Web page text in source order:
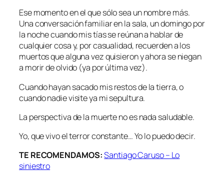
Ese momento en el que sólo sea un nombre más.
Una conversación familiar en la sala, un domingo por
la noche cuando mis tías se reúnan a hablar de
cualquier cosa y, por casualidad, recuerden a los
muertos que alguna vez quisieron y ahora se niegan
a morir de olvido (ya por última vez).
Cuando hayan sacado mis restos de la tierra, o
cuando nadie visite ya mi sepultura.
La perspectiva de la muerte no es nada saludable.
Yo, que vivo el terror constante… Yo lo puedo decir.
TE RECOMENDAMOS:Santiago Caruso – Lo
siniestro